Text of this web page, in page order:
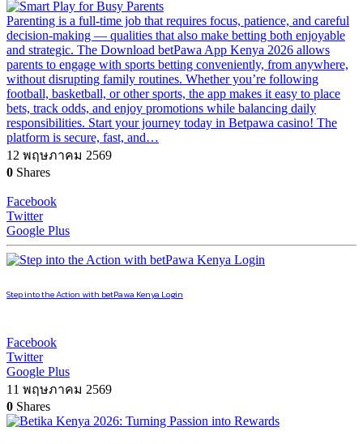
Parenting is a full-time job that requires focus, patience, and careful
decision-making — qualities that also make betting both enjoyable
and strategic. The Download betPawa App Kenya 2026 allows
parents to engage with sports betting conveniently, from anywhere,
without disrupting family routines. Whether you’re following
football, basketball, or other sports, the app makes it easy to place
bets, track odds, and enjoy promotions while balancing daily
responsibilities. Start your journey today in Betpawa casino! The
platform is secure, fast, and…
12 พฤษภาคม 2569
0 Shares
Facebook
Twitter
Google Plus
Step into the Action with betPawa Kenya Login
Facebook
Twitter
Google Plus
11 พฤษภาคม 2569
0 Shares